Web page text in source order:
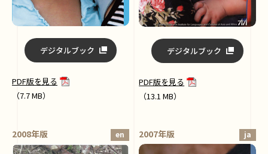
デジタルブック
PDF版を見る
（7.7 MB）
デジタルブック
PDF版を見る
（13.1 MB）
2008年版 en 2007年版 ja